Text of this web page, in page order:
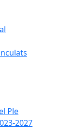
Ple
2027